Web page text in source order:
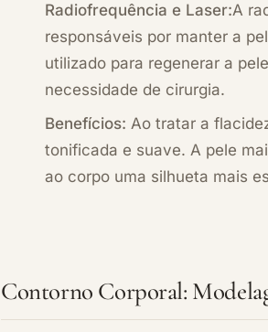
Radiofrequência e Laser:A
responsáveis por manter a
utilizado para regenerar a
necessidade de cirurgia.
Benefícios: Ao tratar a
tonificada e suave. A pele
ao corpo uma silhueta mais
Contorno Corporal: